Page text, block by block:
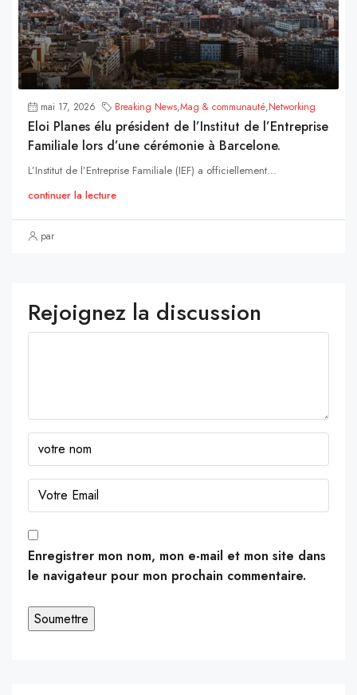
mai 17, 2026 Breaking News,Mag & communauté,Networking
Eloi Planes élu président de l’Institut de l’Entreprise
Familiale lors d’une cérémonie à Barcelone.
L’Institut de l’Entreprise Familiale (IEF) a officiellement...
continuer la lecture
par
Rejoignez la discussion
Enregistrer mon nom, mon e-mail et mon site dans
le navigateur pour mon prochain commentaire.